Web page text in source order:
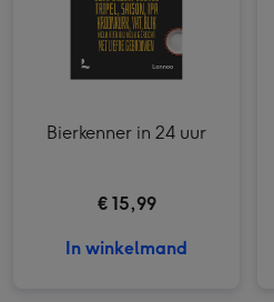
Bierkenner in 24 uur
€ 15,99
In winkelmand